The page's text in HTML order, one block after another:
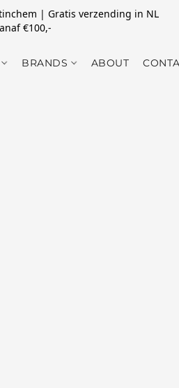
| Gratis verzending in NL
€100,-
BRANDS ABOUT